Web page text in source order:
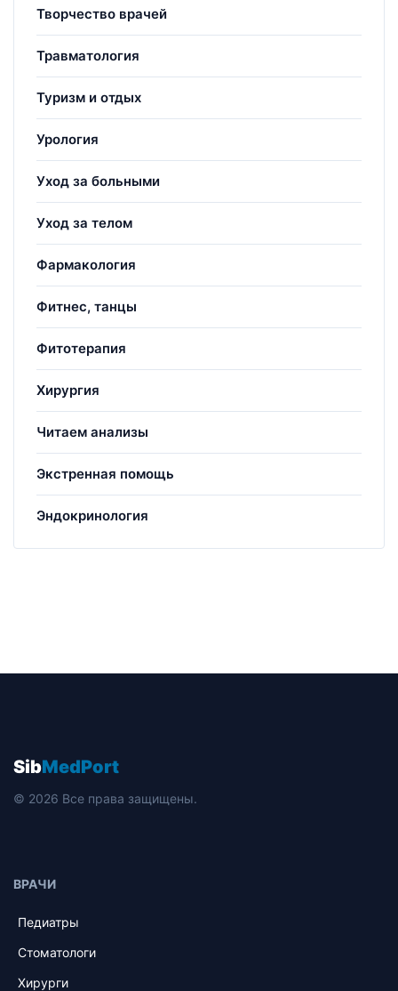
Творчество врачей
Травматология
Туризм и отдых
Урология
Уход за больными
Уход за телом
Фармакология
Фитнес, танцы
Фитотерапия
Хирургия
Читаем анализы
Экстренная помощь
Эндокринология
SibMedPort
© 2026 Все права защищены.
ВРАЧИ
Педиатры
Стоматологи
Хирурги